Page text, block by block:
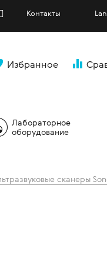
Контакты
Избранное
Лабораторное
оборудование
сканеры